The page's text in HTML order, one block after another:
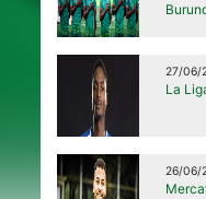
27/06/
La
26/06/